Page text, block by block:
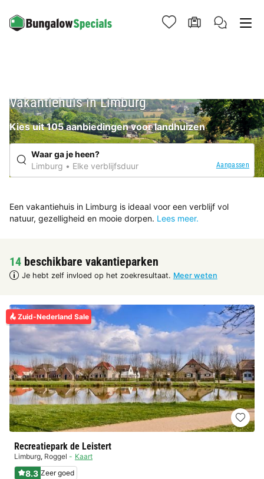
Vakantiehuis in Limburg
Kies uit 105 aanbiedingen voor landhuizen
Waar ga je heen?
Limburg
Elke verblijfsduur Aanpassen
Een vakantiehuis in Limburg is ideaal voor een verblijf vol
natuur, gezelligheid en mooie dorpen. Lees meer.
14 beschikbare vakantieparken
Je hebt zelf invloed op het zoekresultaat. Meer weten
Zuid-Nederland Sale
Recreatiepark de Leistert
Limburg, Roggel Kaart
8.3 Zeer goed